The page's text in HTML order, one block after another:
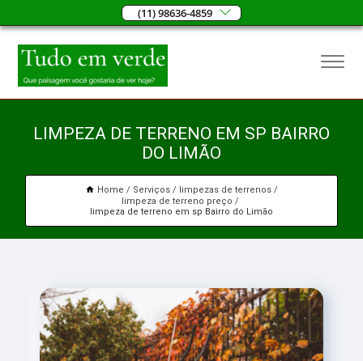
(11) 98636-4859
LIMPEZA DE TERRENO EM SP BAIRRO
DO LIMÃO
Home Serviços
limpezas de terrenos
limpeza de terreno preço
limpeza de terreno em sp Bairro do Limão